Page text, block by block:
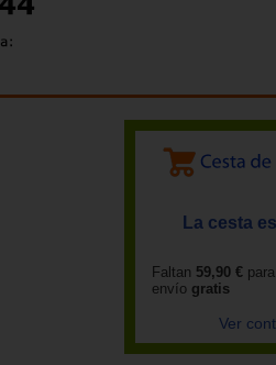
La cesta
Faltan 59,90 €
envío gratis
Ver